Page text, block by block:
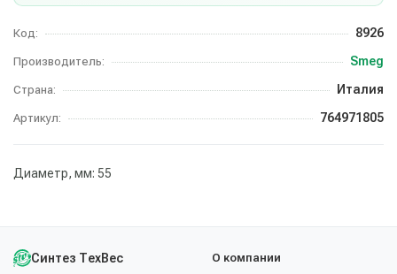
Код: 8926
Производитель: Smeg
Страна: Италия
Артикул: 764971805
Диаметр, мм: 55
Синтез ТехВес
О компании